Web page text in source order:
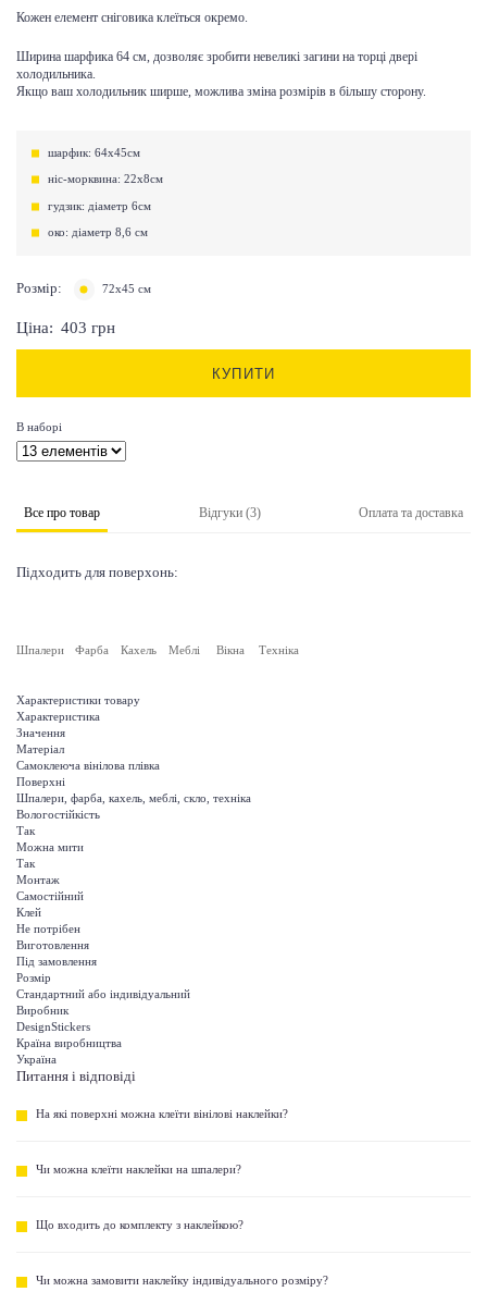
Кожен елемент сніговика клеїться окремо.
Ширина шарфика 64 см, дозволяє зробити невеликі загини на торці двері
холодильника.
Якщо ваш холодильник ширше, можлива зміна розмірів в більшу сторону.
шарфик: 64х45см
ніс-морквина: 22х8см
гудзик: діаметр 6см
око: діаметр 8,6 см
Розмір: 72х45 см
Ціна: 403 грн
КУПИТИ
В наборі
Все про товар Відгуки (3) Оплата та доставка
Підходить для поверхонь:
Шпалери Фарба Кахель Меблі Вікна Техніка
Характеристики товару
Характеристика
Значення
Матеріал
Самоклеюча вінілова плівка
Поверхні
Шпалери, фарба, кахель, меблі, скло, техніка
Вологостійкість
Так
Можна мити
Так
Монтаж
Самостійний
Клей
Не потрібен
Виготовлення
Під замовлення
Розмір
Стандартний або індивідуальний
Виробник
DesignStickers
Країна виробництва
Україна
Питання і відповіді
На які поверхні можна клеїти вінілові наклейки?
Чи можна клеїти наклейки на шпалери?
Що входить до комплекту з наклейкою?
Чи можна замовити наклейку індивідуального розміру?